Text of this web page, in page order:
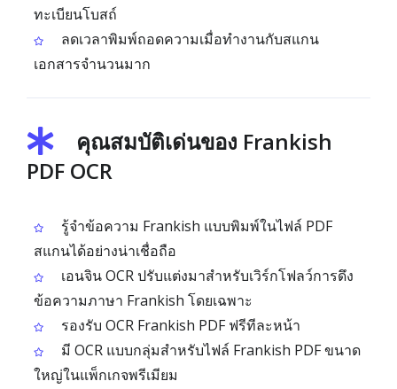
ทะเบียนโบสถ์
ลดเวลาพิมพ์ถอดความเมื่อทำงานกับสแกน
เอกสารจำนวนมาก
คุณสมบัติเด่นของ Frankish
PDF OCR
รู้จำข้อความ Frankish แบบพิมพ์ในไฟล์ PDF
สแกนได้อย่างน่าเชื่อถือ
เอนจิน OCR ปรับแต่งมาสำหรับเวิร์กโฟลว์การดึง
ข้อความภาษา Frankish โดยเฉพาะ
รองรับ OCR Frankish PDF ฟรีทีละหน้า
มี OCR แบบกลุ่มสำหรับไฟล์ Frankish PDF ขนาด
ใหญ่ในแพ็กเกจพรีเมียม